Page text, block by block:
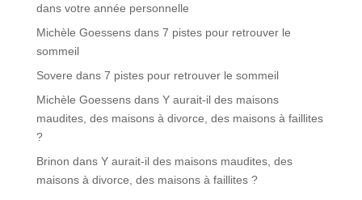
dans votre année personnelle
Michèle Goessensdans 7 pistes pour retrouver le
sommeil
Sovere dans 7 pistes pour retrouver le sommeil
Michèle Goessensdans Y aurait-il des maisons
maudites, des maisons à divorce, des maisons à faillites
?
Brinon dans Y aurait-il des maisons maudites, des
maisons à divorce, des maisons à faillites ?